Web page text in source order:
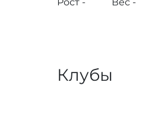
Клубы